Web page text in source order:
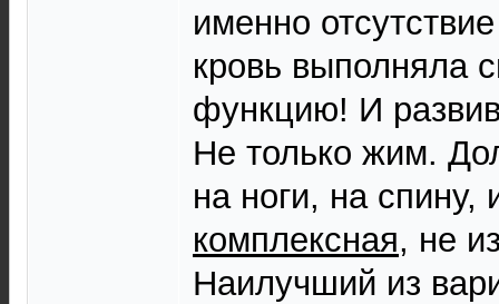
именно
кровь выполняла
функцию! И
Не только жим.
на ноги, на спину,
комплексная, не
Наилучший из